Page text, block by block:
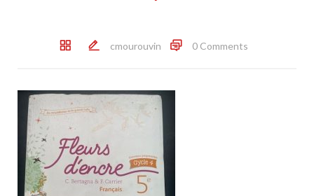
cmourouvin 0 Comments